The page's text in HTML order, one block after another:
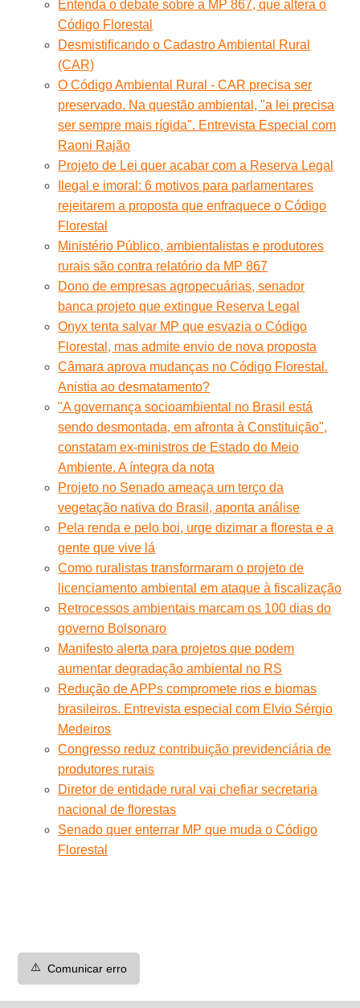
Entenda o debate sobre a MP 867, que altera o
Código Florestal
Desmistificando o Cadastro Ambiental Rural
(CAR)
O Código Ambiental Rural - CAR precisa ser
preservado. Na questão ambiental, "a lei precisa
ser sempre mais rígida". Entrevista Especial com
Raoni Rajão
Projeto de Lei quer acabar com a Reserva Legal
Ilegal e imoral: 6 motivos para parlamentares
rejeitarem a proposta que enfraquece o Código
Florestal
Ministério Público, ambientalistas e produtores
rurais são contra relatório da MP 867
Dono de empresas agropecuárias, senador
banca projeto que extingue Reserva Legal
Onyx tenta salvar MP que esvazia o Código
Florestal, mas admite envio de nova proposta
Câmara aprova mudanças no Código Florestal.
Anistia ao desmatamento?
"A governança socioambiental no Brasil está
sendo desmontada, em afronta à Constituição",
constatam ex-ministros de Estado do Meio
Ambiente. A íntegra da nota
Projeto no Senado ameaça um terço da
vegetação nativa do Brasil, aponta análise
Pela renda e pelo boi, urge dizimar a floresta e a
gente que vive lá
Como ruralistas transformaram o projeto de
licenciamento ambiental em ataque à fiscalização
Retrocessos ambientais marcam os 100 dias do
governo Bolsonaro
Manifesto alerta para projetos que podem
aumentar degradação ambiental no RS
Redução de APPs compromete rios e biomas
brasileiros. Entrevista especial com Elvio Sérgio
Medeiros
Congresso reduz contribuição previdenciária de
produtores rurais
Diretor de entidade rural vai chefiar secretaria
nacional de florestas
Senado quer enterrar MP que muda o Código
Florestal
⚠️ Comunicar erro